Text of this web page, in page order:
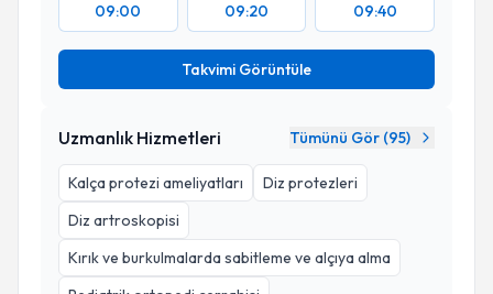
09:00 09:20 09:40
Takvimi Görüntüle
Uzmanlık Hizmetleri Tümünü Gör (95)
Kalça protezi ameliyatları
Diz protezleri
Diz artroskopisi
Kırık ve burkulmalarda sabitleme ve alçıya alma